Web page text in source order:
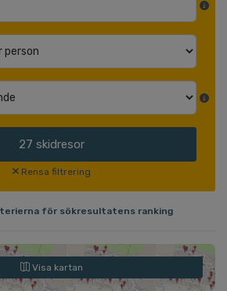
27 skidresor
Rensa filtrering
för sökresultatens ranking
Visa kartan